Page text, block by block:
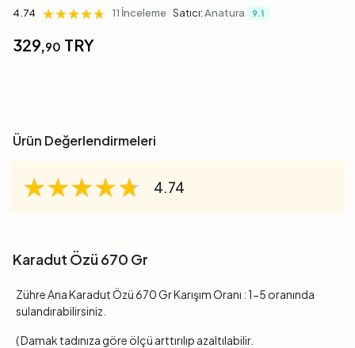
4.74 ★★★★★
★★★★★
★★★★★ 11 İnceleme Satıcı:Anatura 9.1
329,90 TRY
Ürün Değerlendirmeleri
★★★★★
★★★★★
★★★★★ 4.74
Karadut Özü 670 Gr
Zühre Ana Karadut Özü 670 Gr Karışım Oranı : 1-5 oranında
sulandırabilirsiniz.
( Damak tadınıza göre ölçü arttırılıp azaltılabilir.